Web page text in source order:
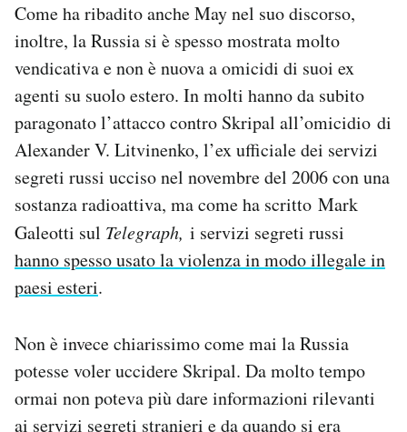
Come ha ribadito anche May nel suo discorso,
inoltre, la Russia si è spesso mostrata molto
vendicativa e non è nuova a omicidi di suoi ex
agenti su suolo estero. In molti hanno da subito
paragonato l’attacco contro Skripal all’omicidio di
Alexander V. Litvinenko, l’ex ufficiale dei servizi
segreti russi ucciso nel novembre del 2006 con una
sostanza radioattiva, ma come ha scritto Mark
Galeotti sul Telegraph, i servizi segreti russi
hanno spesso usato la violenza in modo illegale in
paesi esteri.
Non è invece chiarissimo come mai la Russia
potesse voler uccidere Skripal. Da molto tempo
ormai non poteva più dare informazioni rilevanti
ai servizi segreti stranieri e da quando si era